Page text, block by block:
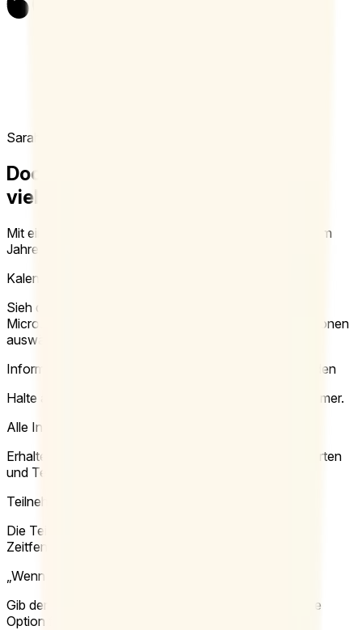
Sarah A.
Doodle Professional für
vielbeschäftigte Profis
Mit einem monatlichen Abo flexibel bleiben oder mit dem
Jahresabo Geld sparen.
Kalender verbinden
Sieh deine Verfügbarkeit direkt in Google Calendar,
Microsoft Office 365 und iCal, während du die Zeitoptionen
auswählst.
Informationen der Teilnehmenden für andere ausblenden
Halte alles privat und schütze die Daten deiner Teilnehmer.
Alle Infos zum Termin exportieren
Erhalte ein PDF oder eine Excel-Datei mit allen Antworten
und Teilnehmerinformationen.
Teilnehmende auf eine Zeitoption begrenzen
Die Teilnehmenden können nur eines der möglichen
Zeitfenster als Präferenz auswählen.
„Wenn es sein muss“-Antworten
Gib den Teilnehmenden bei Umfragen eine zusätzliche
Option für weniger bevorzugte Termine.